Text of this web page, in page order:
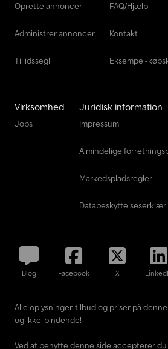
Oprette annoncer
Administrer annoncer
Tillidssegl
FAQ/Hjælp
Kontakt
Eksempel-
Virksomhed
Jobs
Juridisk information
Impressum
Almindelige
Markedspladsregler
Blog Facebook X
Alle oplysninger, tilbud og priser på
og ikke-bindende!
Ved at benytte denne side accepterer du